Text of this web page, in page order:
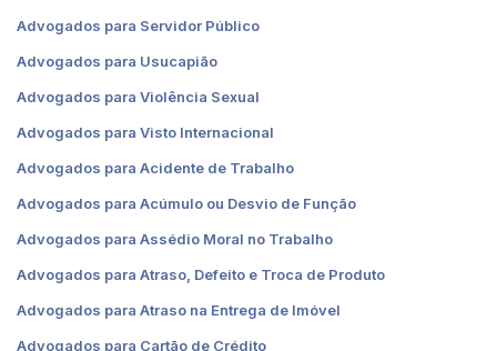
Advogados para Servidor Público
Advogados para Usucapião
Advogados para Violência Sexual
Advogados para Visto Internacional
Advogados para Acidente de Trabalho
Advogados para Acúmulo ou Desvio de Função
Advogados para Assédio Moral no Trabalho
Advogados para Atraso, Defeito e Troca de Produto
Advogados para Atraso na Entrega de Imóvel
Advogados para Cartão de Crédito